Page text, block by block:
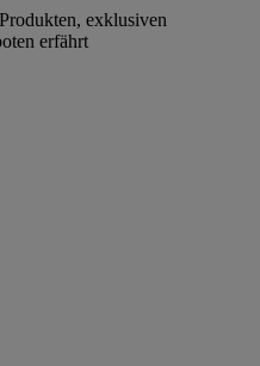
exklusiven
erfährt